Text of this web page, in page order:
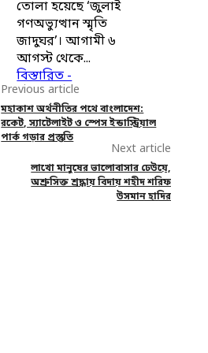
তোলা হয়েছে ‘জুলাই
গণঅভ্যুত্থান স্মৃতি
জাদুঘর’। আগামী ৬
আগস্ট থেকে...
বিস্তারিত -
Previous article
মহাকাশ অর্থনীতির পথে বাংলাদেশ:
রকেট, স্যাটেলাইট ও স্পেস ইন্ডাস্ট্রিয়াল
পার্ক গড়ার প্রস্তুতি
Next article
লাখো মানুষের ভালোবাসার ঢেউয়ে,
অশ্রুসিক্ত শ্রদ্ধায় বিদায় শহীদ শরিফ
উসমান হাদির